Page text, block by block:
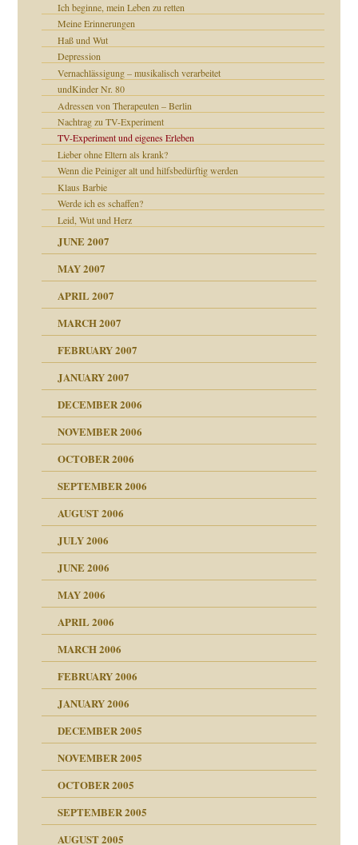
voller Absicht!"
Ich beginne, mein Leben zu retten
Meine Erinnerungen
Haß und Wut
Depression
Vernachlässigung – musikalisch verarbeitet
undKinder Nr. 80
Adressen von Therapeuten – Berlin
Nachtrag zu TV-Experiment
TV-Experiment und eigenes Erleben
Lieber ohne Eltern als krank?
Wenn die Peiniger alt und hilfsbedürftig werden
Klaus Barbie
Werde ich es schaffen?
Leid, Wut und Herz
JUNE 2007
MAY 2007
APRIL 2007
MARCH 2007
FEBRUARY 2007
JANUARY 2007
DECEMBER 2006
NOVEMBER 2006
OCTOBER 2006
SEPTEMBER 2006
AUGUST 2006
JULY 2006
JUNE 2006
MAY 2006
APRIL 2006
MARCH 2006
FEBRUARY 2006
JANUARY 2006
DECEMBER 2005
NOVEMBER 2005
OCTOBER 2005
SEPTEMBER 2005
AUGUST 2005